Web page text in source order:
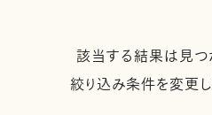
該当する結果は見つ
絞り込み条件を変更し